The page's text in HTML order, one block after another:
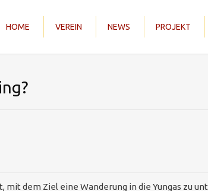
HOME VEREIN NEWS PROJEKT
dem Ziel eine Wanderung in die Yungas zu